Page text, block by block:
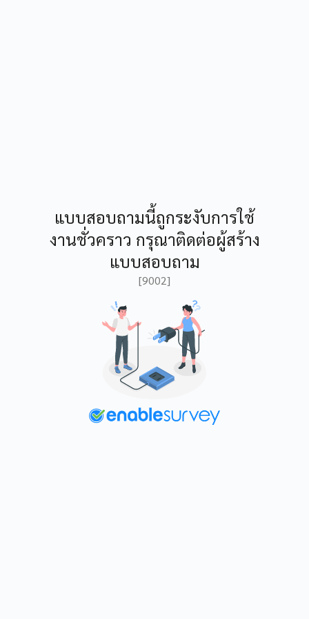
แบบสอบถามนี้ถูกระงับการใช้
งานชั่วคราว กรุณาติดต่อผู้สร้าง
แบบสอบถาม
[9002]